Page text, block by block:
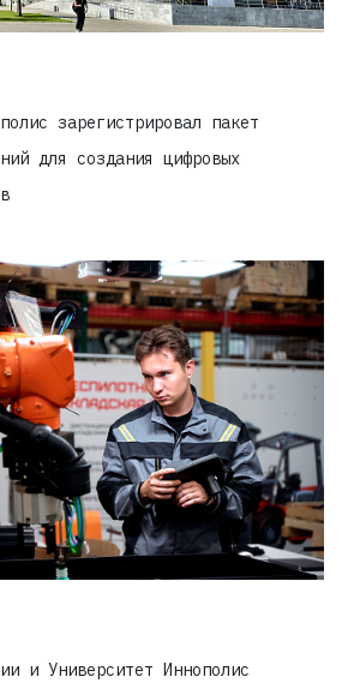
зарегистрировал пакет
для создания цифровых
и Университет Иннополис